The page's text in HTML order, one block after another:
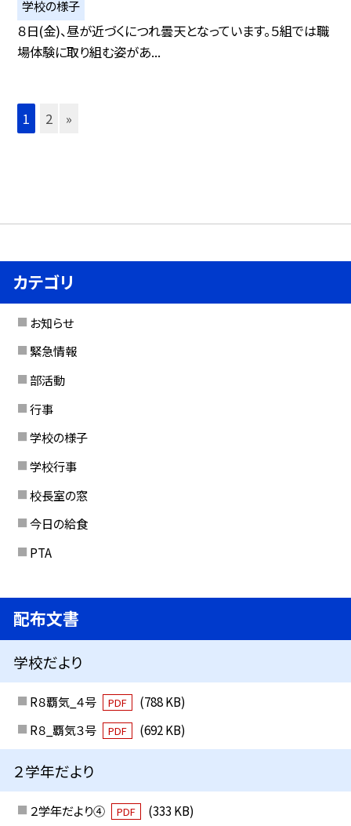
学校の様子
８日(金)、昼が近づくにつれ曇天となっています。５組では職
場体験に取り組む姿があ...
1 2 »
カテゴリ
お知らせ
緊急情報
部活動
行事
学校の様子
学校行事
校長室の窓
今日の給食
PTA
配布文書
学校だより
R８覇気_４号 PDF
(788 KB)
R８_覇気３号
PDF (692 KB)
２学年だより
２学年だより④ PDF
(333 KB)